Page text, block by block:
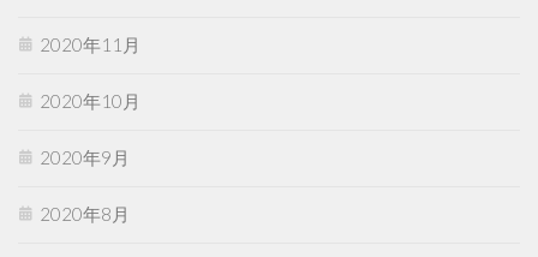
2020年11月
2020年10月
2020年9月
2020年8月